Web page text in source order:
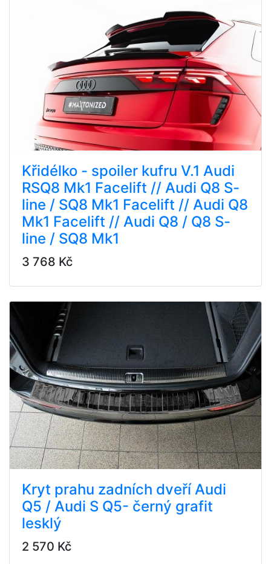
Křidélko - spoiler kufru V.1 Audi
RSQ8 Mk1 Facelift // Audi Q8 S-
line / SQ8 Mk1 Facelift // Audi Q8
Mk1 Facelift // Audi Q8 / Q8 S-
line / SQ8 Mk1
3 768 Kč
Kryt prahu zadních dveří Audi
Q5 / Audi S Q5- černý grafit
lesklý
2 570 Kč